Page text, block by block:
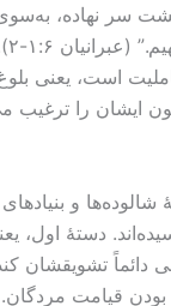
سر نهاده،
است، یعنی
ایشان را
شالوده‌ها و
دستۀ اول،
تشویقشان کند
قیامت مردگان.